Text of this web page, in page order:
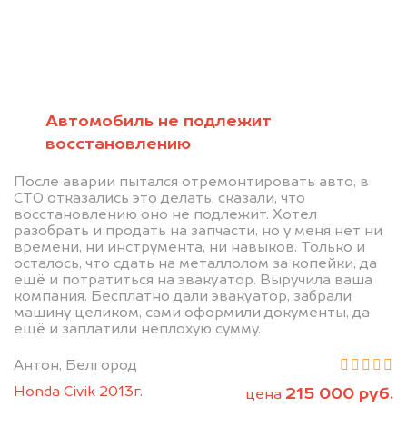
Автомобиль не подлежит
восстановлению
После аварии пытался отремонтировать авто, в
СТО отказались это делать, сказали, что
восстановлению оно не подлежит. Хотел
разобрать и продать на запчасти, но у меня нет ни
времени, ни инструмента, ни навыков. Только и
осталось, что сдать на металлолом за копейки, да
ещё и потратиться на эвакуатор. Выручила ваша
компания. Бесплатно дали эвакуатор, забрали
машину целиком, сами оформили документы, да
ещё и заплатили неплохую сумму.
Антон, Белгород
Honda Civik 2013г.
цена 215 000 руб.
БЕСПЛАТНО
разборку.
Мы купим ваше авто на 20.000 руб.
дороже, чем предлагают на
автоаукционах.